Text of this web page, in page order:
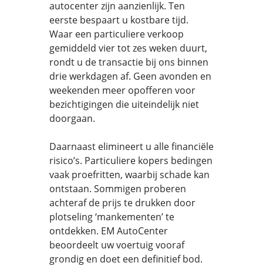
autocenter zijn aanzienlijk. Ten
eerste bespaart u kostbare tijd.
Waar een particuliere verkoop
gemiddeld vier tot zes weken duurt,
rondt u de transactie bij ons binnen
drie werkdagen af. Geen avonden en
weekenden meer opofferen voor
bezichtigingen die uiteindelijk niet
doorgaan.
Daarnaast elimineert u alle financiële
risico’s. Particuliere kopers bedingen
vaak proefritten, waarbij schade kan
ontstaan. Sommigen proberen
achteraf de prijs te drukken door
plotseling ‘mankementen’ te
ontdekken. EM AutoCenter
beoordeelt uw voertuig vooraf
grondig en doet een definitief bod.